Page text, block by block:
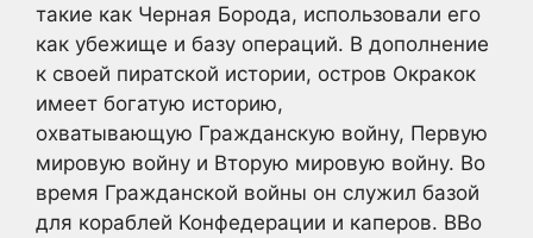
такие как Черная Борода, использовали его
как убежище и базу операций. В дополнение
к своей пиратской истории, остров Окракок
имеет богатую историю,
охватывающую Гражданскую войну, Первую
мировую войну и Вторую мировую войну. Во
время Гражданской войны он служил базой
для кораблей Конфедерации и каперов. ВВо